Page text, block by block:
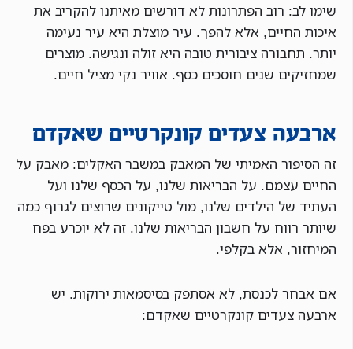
שימו לב: רוב הפתרונות לא דורשים מאיתנו להקריב את
איכות החיים, אלא להפך. עיר מוצלת היא עיר נעימה
יותר. תחבורה ציבורית טובה היא זולה ונגישה. מוצרים
שמחזיקים שנים חוסכים כסף. אוויר נקי מציל חיים.
ארבעה צעדים קונקרטיים שאקדם
זה הסיפור האמיתי של המאבק במשבר האקלים: מאבק על
החיים עצמם. על הבריאות שלנו, על הכסף שלנו ועל
העתיד של הילדים שלנו, מול טייקונים שרוצים לגרוף כמה
שיותר רווח על חשבון הבריאות שלנו. זה לא יוכרע בפח
המיחזור, אלא בקלפי.
אם אבחר לכנסת, לא אסתפק בסיסמאות ירוקות. יש
ארבעה צעדים קונקרטיים שאקדם: